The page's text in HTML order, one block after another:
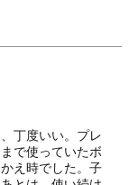
丁度いい。プレ
で使っていたボ
え時でした。子